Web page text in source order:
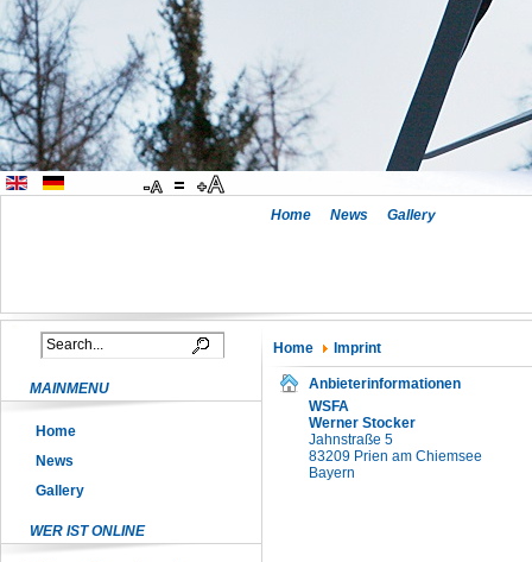
Home News Gallery
Home Imprint
MAINMENU
Home
News
Gallery
WER IST ONLINE
Anbieterinformationen
WSFA
Werner Stocker
Jahnstraße 5
83209 Prien am Chiemsee
Bayern